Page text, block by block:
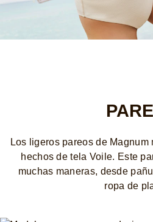
Los ligeros pareos de Magnum
hechos de tela Voile. Este
muchas maneras, desde
ropa de